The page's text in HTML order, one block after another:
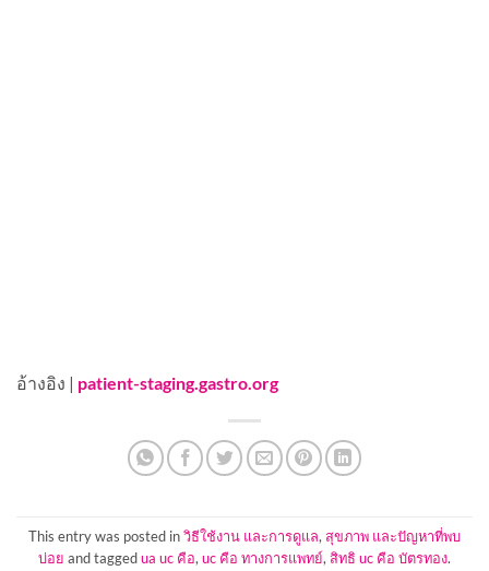
อ้างอิง | patient-staging.gastro.org
This entry was posted inวิธีใช้งาน และการดูแล, สุขภาพ และปัญหาที่พบ
บ่อย and taggedua uc คือ, uc คือ ทางการแพทย์, สิทธิ uc คือ บัตรทอง.